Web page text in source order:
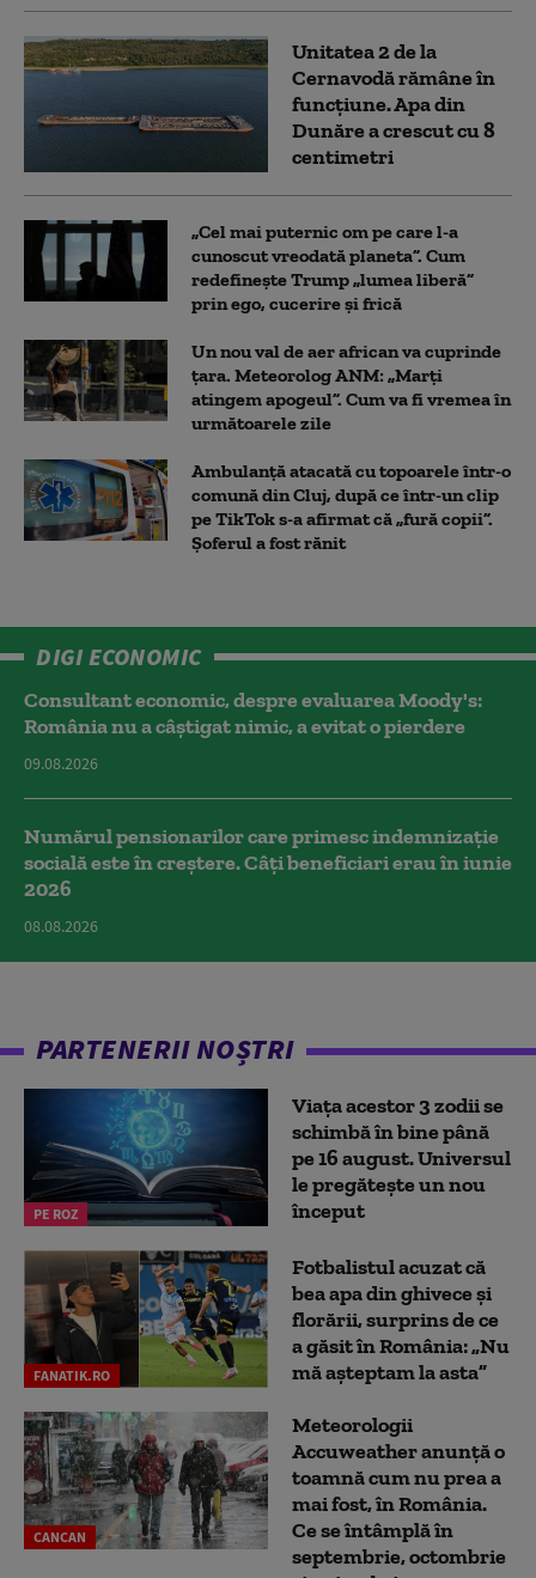
Unitatea 2 de la
Cernavodă rămâne în
funcțiune. Apa din
Dunăre a crescut cu 8
centimetri
„Cel mai puternic om pe care l-a
cunoscut vreodată planeta”. Cum
redefinește Trump „lumea liberă”
prin ego, cucerire și frică
Un nou val de aer african va cuprinde
țara. Meteorolog ANM: „Marți
atingem apogeul”. Cum va fi vremea în
următoarele zile
Ambulanţă atacată cu topoarele într-o
comună din Cluj, după ce într-un clip
pe TikTok s-a afirmat că „fură copii”.
Șoferul a fost rănit
DIGI ECONOMIC
Consultant economic, despre evaluarea Moody's:
România nu a câştigat nimic, a evitat o pierdere
09.08.2026
Numărul pensionarilor care primesc indemnizaţie
socială este în creștere. Câți beneficiari erau în iunie
2026
08.08.2026
PARTENERII NOȘTRI
PE ROZ
Viața acestor 3 zodii se
schimbă în bine până
pe 16 august. Universul
le pregătește un nou
început
FANATIK.RO
Fotbalistul acuzat că
bea apa din ghivece și
florării, surprins de ce
a găsit în România: „Nu
mă așteptam la asta”
CANCAN
Meteorologii
Accuweather anunță o
toamnă cum nu prea a
mai fost, în România.
Ce se întâmplă în
septembrie, octombrie